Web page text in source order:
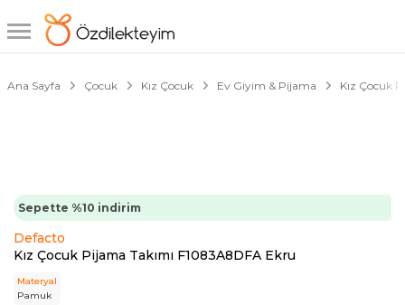
Ana Sayfa Çocuk Kız Çocuk Ev Giyim & Pijama Kız Çocuk
Sepette %10 indirim
Defacto
Kız Çocuk Pijama Takımı F1083A8DFA Ekru
Materyal
Pamuk
Çark Fırsatı
1/4